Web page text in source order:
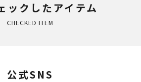
ックしたアイテム
CHECKED ITEM
公式SNS